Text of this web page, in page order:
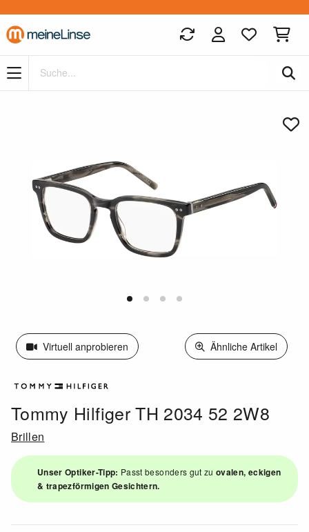
Zum Hauptinhalt springen
Virtuell anprobieren Ähnliche Artikel
Tommy Hilfiger TH 2034 52 2W8
Brillen
Unser Optiker-Tipp: Passt besonders gut zuovalen, eckigen
& trapezförmigen Gesichtern.